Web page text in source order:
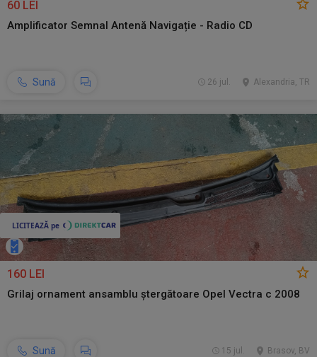
60 LEI
Amplificator Semnal Antenă Navigație - Radio CD
Sună Alexandria, TR
26 jul.
160 LEI
Grilaj ornament ansamblu ștergătoare Opel Vectra c 2008
Sună Brasov, BV
15 jul.